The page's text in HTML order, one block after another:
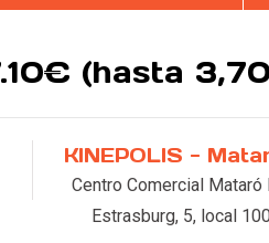
Leer más
(hasta
KINEPOLIS -
Centro Comercial Mataró
Estrasburg, 5, local